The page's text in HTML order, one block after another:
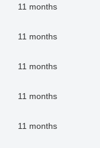
11 months
11 months
11 months
11 months
11 months